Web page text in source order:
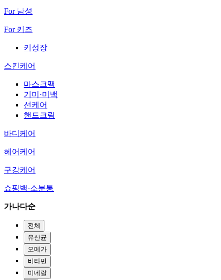
For 남성
For 키즈
키성장
스킨케어
마스크팩
기미·미백
선케어
핸드크림
바디케어
헤어케어
구강케어
쇼핑백·소분통
가나다순
전체
유산균
오메가
비타민
미네랄